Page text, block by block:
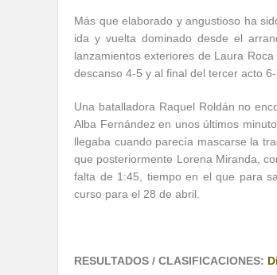
Más que elaborado y angustioso ha
ida y vuelta dominado desde el
lanzamientos exteriores de Laura
descanso 4-5 y al final del tercer acto 6-
Una batalladora Raquel Roldán no
Alba Fernández en unos últimos
llegaba cuando parecía mascarse la
que posteriormente Lorena Miranda,
falta de 1:45, tiempo en el que para
curso para el 28 de abril.
RESULTADOS / CLASIFICACIONES: